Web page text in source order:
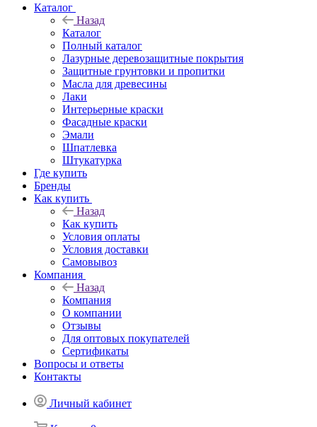
Каталог
Назад
Каталог
Полный каталог
Лазурные деревозащитные покрытия
Защитные грунтовки и пропитки
Масла для древесины
Лаки
Интерьерные краски
Фасадные краски
Эмали
Шпатлевка
Штукатурка
Где купить
Бренды
Как купить
Назад
Как купить
Условия оплаты
Условия доставки
Самовывоз
Компания
Назад
Компания
О компании
Отзывы
Для оптовых покупателей
Сертификаты
Вопросы и ответы
Контакты
Личный кабинет